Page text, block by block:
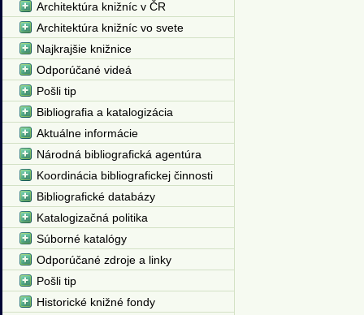
Architektúra knižníc v ČR
Architektúra knižníc vo svete
Najkrajšie knižnice
Odporúčané videá
Pošli tip
Bibliografia a katalogizácia
Aktuálne informácie
Národná bibliografická agentúra
Koordinácia bibliografickej činnosti
Bibliografické databázy
Katalogizačná politika
Súborné katalógy
Odporúčané zdroje a linky
Pošli tip
Historické knižné fondy